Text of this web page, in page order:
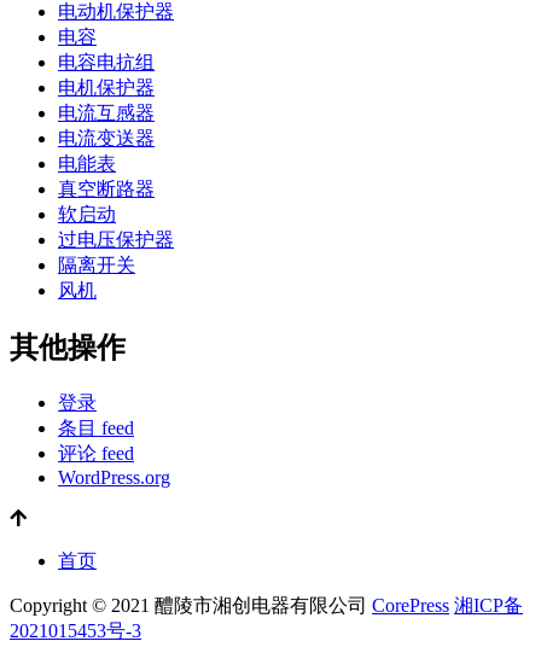
电动机保护器
电容
电容电抗组
电机保护器
电流互感器
电流变送器
电能表
真空断路器
软启动
过电压保护器
隔离开关
风机
其他操作
登录
条目 feed
评论 feed
WordPress.org
首页
Copyright © 2021 醴陵市湘创电器有限公司 CorePress 湘ICP备
2021015453号-3